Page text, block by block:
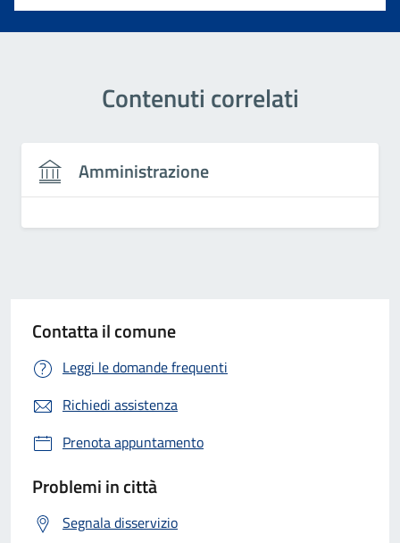
Contenuti correlati
Amministrazione
Contatta il comune
Leggi le domande frequenti
Richiedi assistenza
Prenota appuntamento
Problemi in città
Segnala disservizio